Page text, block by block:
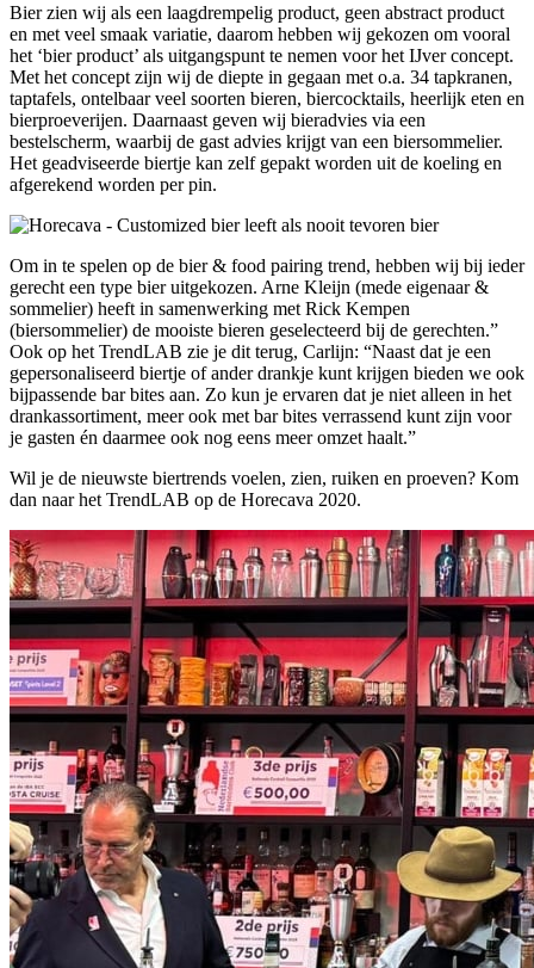
Bier zien wij als een laagdrempelig product, geen abstract product
en met veel smaak variatie, daarom hebben wij gekozen om vooral
het ‘bier product’ als uitgangspunt te nemen voor het IJver concept.
Met het concept zijn wij de diepte in gegaan met o.a. 34 tapkranen,
taptafels, ontelbaar veel soorten bieren, biercocktails, heerlijk eten en
bierproeverijen. Daarnaast geven wij bieradvies via een
bestelscherm, waarbij de gast advies krijgt van een biersommelier.
Het geadviseerde biertje kan zelf gepakt worden uit de koeling en
afgerekend worden per pin.
Om in te spelen op de bier & food pairing trend, hebben wij bij ieder
gerecht een type bier uitgekozen. Arne Kleijn (mede eigenaar &
sommelier) heeft in samenwerking met Rick Kempen
(biersommelier) de mooiste bieren geselecteerd bij de gerechten.”
Ook op het TrendLAB zie je dit terug, Carlijn: “Naast dat je een
gepersonaliseerd biertje of ander drankje kunt krijgen bieden we ook
bijpassende bar bites aan. Zo kun je ervaren dat je niet alleen in het
drankassortiment, meer ook met bar bites verrassend kunt zijn voor
je gasten én daarmee ook nog eens meer omzet haalt.”
Wil je de nieuwste biertrends voelen, zien, ruiken en proeven? Kom
dan naar het TrendLAB op de Horecava 2020.